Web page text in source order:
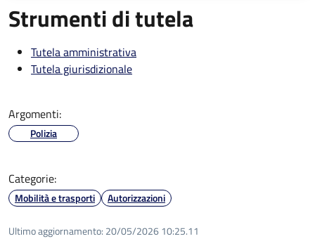
Strumenti di tutela
Tutela amministrativa
Tutela giurisdizionale
Argomenti:
Polizia
Categorie:
Mobilità e trasporti Autorizzazioni
Ultimo aggiornamento: 20/05/2026 10:25.11